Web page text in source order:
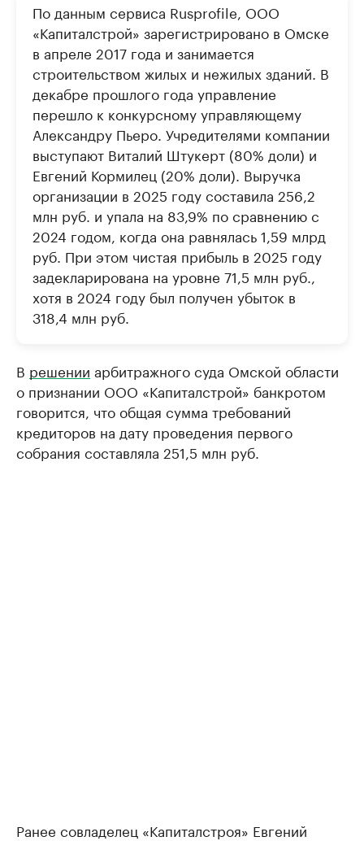
По данным сервиса Rusprofile, ООО
«Капиталстрой» зарегистрировано в Омске
в апреле 2017 года и занимается
строительством жилых и нежилых зданий. В
декабре прошлого года управление
перешло к конкурсному управляющему
Александру Пьеро. Учредителями компании
выступают Виталий Штукерт (80% доли) и
Евгений Кормилец (20% доли). Выручка
организации в 2025 году составила 256,2
млн руб. и упала на 83,9% по сравнению с
2024 годом, когда она равнялась 1,59 млрд
руб. При этом чистая прибыль в 2025 году
задекларирована на уровне 71,5 млн руб.,
хотя в 2024 году был получен убыток в
318,4 млн руб.
В решении арбитражного суда Омской области
о признании ООО «Капиталстрой» банкротом
говорится, что общая сумма требований
кредиторов на дату проведения первого
собрания составляла 251,5 млн руб.
Ранее совладелец «Капиталстроя» Евгений